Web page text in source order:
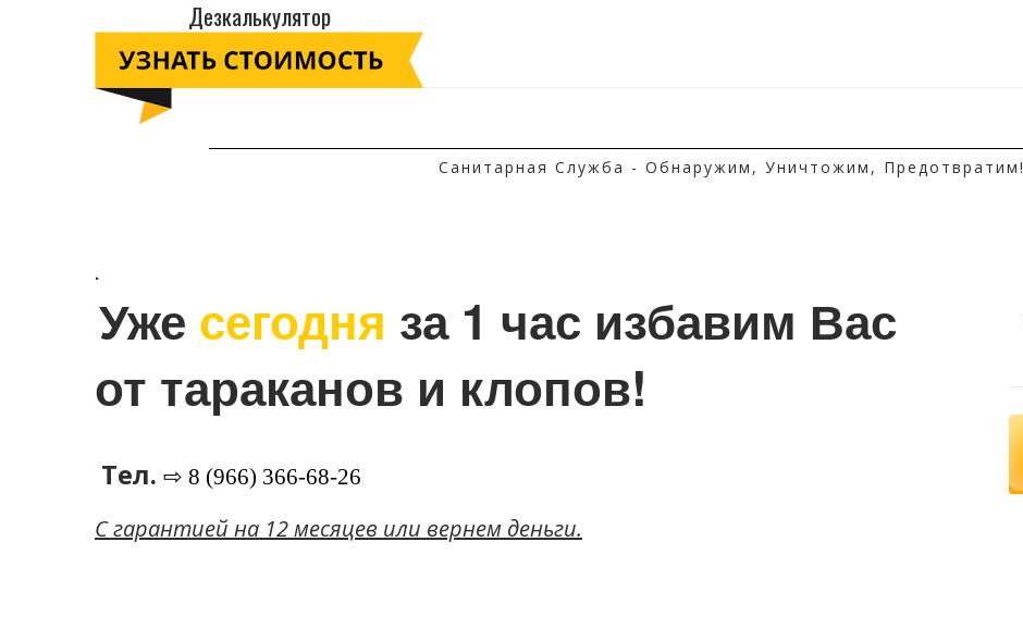
Дезкалькулятор
Санитарная Служба - Обнаружим, Уничтожим, Предотвратим!
.
Уже сегодня за 1 час избавим Вас
от тараканов и клопов!
Тел. ⇨ 8 (966) 366-68-26
C гарантией на 12 месяцев или вернем деньги.